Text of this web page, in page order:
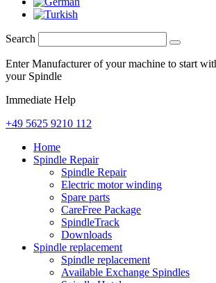
Search
Enter Manufacturer of your machine to start
your Spindle
Immediate Help
+49 5625 9210 112
Home
Spindle Repair
Spindle Repair
Electric motor winding
Spare parts
CareFree Package
SpindleTrack
Downloads
Spindle replacement
Spindle replacement
Available Exchange Spindles